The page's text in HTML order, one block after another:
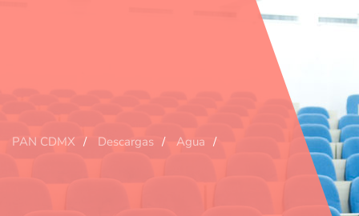
PAN CDMX Descargas Agua